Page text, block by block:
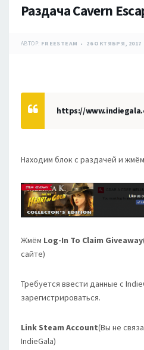
Раздача Cavern
АВТОР: FREESTEAM 26 ОКТЯБРЯ, 2017
https://
Находим блок с раздачей и
Жмём Log-In To Claim Giveaway
сайте)
Требуется ввести данные с
зарегистрироваться.
Link Steam Account(Вы не
IndieGala)